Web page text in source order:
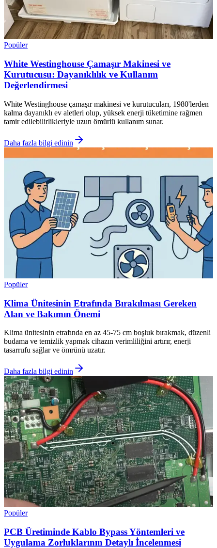
Popüler
White Westinghouse Çamaşır Makinesi ve
Kurutucusu: Dayanıklılık ve Kullanım
Değerlendirmesi
White Westinghouse çamaşır makinesi ve kurutucuları, 1980'lerden
kalma dayanıklı ev aletleri olup, yüksek enerji tüketimine rağmen
tamir edilebilirlikleriyle uzun ömürlü kullanım sunar.
Daha fazla bilgi edinin
Popüler
Klima Ünitesinin Etrafında Bırakılması Gereken
Alan ve Bakımın Önemi
Klima ünitesinin etrafında en az 45-75 cm boşluk bırakmak, düzenli
budama ve temizlik yapmak cihazın verimliliğini artırır, enerji
tasarrufu sağlar ve ömrünü uzatır.
Daha fazla bilgi edinin
Popüler
PCB Üretiminde Kablo Bypass Yöntemleri ve
Uygulama Zorluklarının Detaylı İncelenmesi